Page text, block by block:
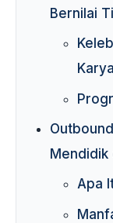
Bernilai
Mendidik
Apa